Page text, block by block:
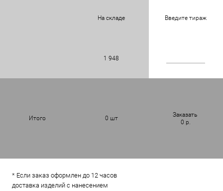
На складе Введите тираж
1 948
Итого 0 шт
Заказать
0 р.
* Если заказ оформлен до 12 часов
доставка изделий с нанесением